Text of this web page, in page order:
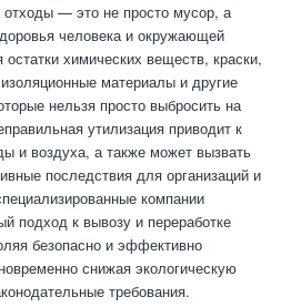
— это не просто мусор, а
человека и окружающей
химических веществ, краски,
материалы и другие
нельзя просто выбросить на
утилизация приводит к
и воздуха, а также может вызвать
последствия для организаций и
компании
подход к вывозу и переработке
безопасно и эффективно
снижая экологическую
требования.